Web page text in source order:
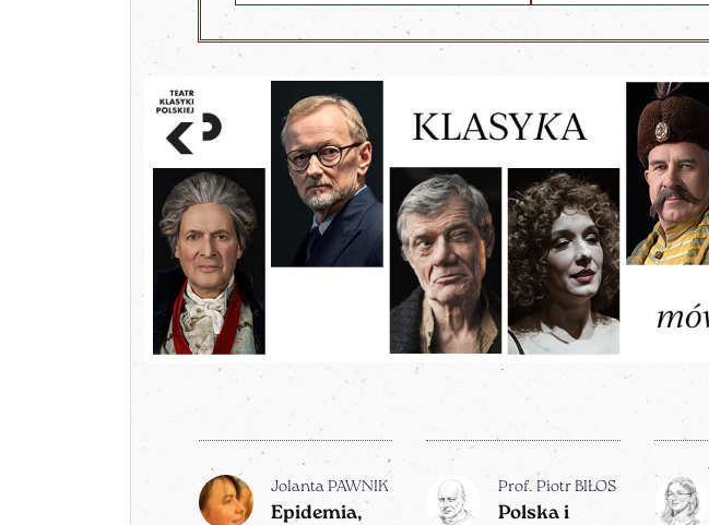
Jolanta PAWNIK
Epidemia,
Prof. Piotr BIŁOS
Polska i